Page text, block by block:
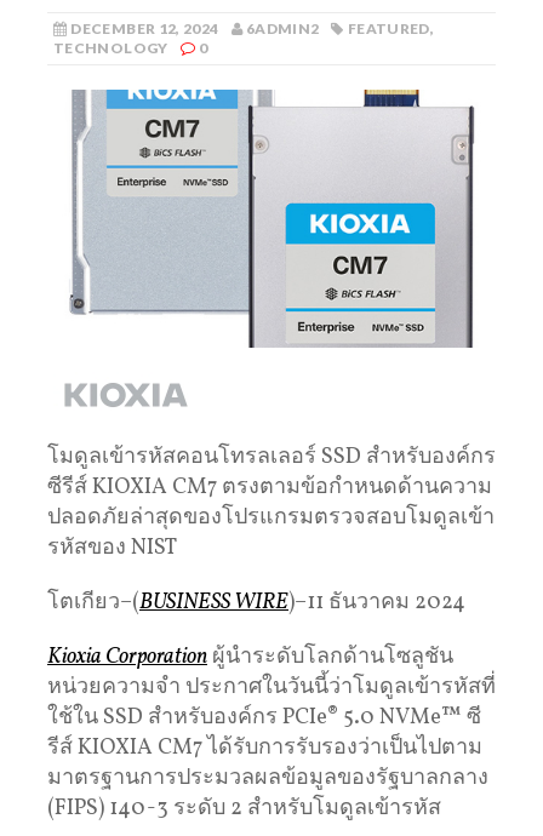
DECEMBER 12, 2024 6ADMIN2 FEATURED,
TECHNOLOGY
0
โมดูลเข้ารหัสคอนโทรลเลอร์ SSD สำหรับองค์กร
ซีรีส์ KIOXIA CM7 ตรงตามข้อกำหนดด้านความ
ปลอดภัยล่าสุดของโปรแกรมตรวจสอบโมดูลเข้า
รหัสของ NIST
โตเกียว–(BUSINESS WIRE)–11 ธันวาคม 2024
Kioxia Corporation ผู้นำระดับโลกด้านโซลูชัน
หน่วยความจำ ประกาศในวันนี้ว่าโมดูลเข้ารหัสที่
ใช้ใน SSD สำหรับองค์กร PCIe® 5.0 NVMe™ ซี
รีส์ KIOXIA CM7 ได้รับการรับรองว่าเป็นไปตาม
มาตรฐานการประมวลผลข้อมูลของรัฐบาลกลาง
(FIPS) 140-3 ระดับ 2 สำหรับโมดูลเข้ารหัส